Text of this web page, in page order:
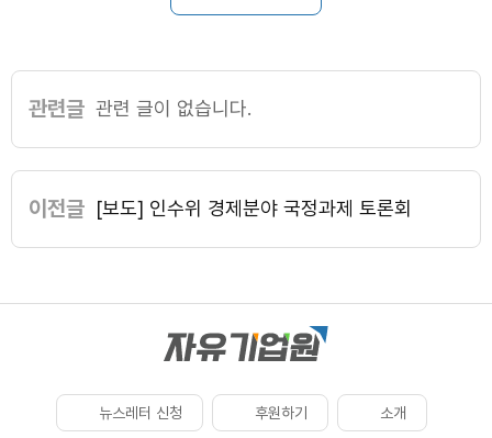
관련글 관련 글이 없습니다.
이전글 [보도] 인수위 경제분야 국정과제 토론회
뉴스레터 신청 후원하기 소개